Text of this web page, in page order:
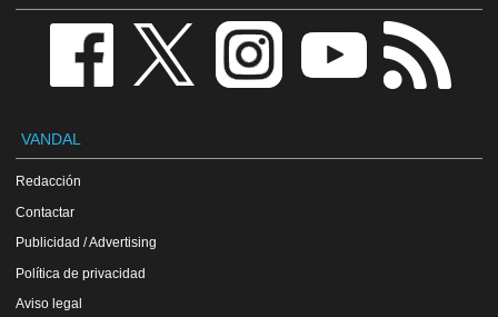
VANDAL
Redacción
Contactar
Publicidad / Advertising
Política de privacidad
Aviso legal